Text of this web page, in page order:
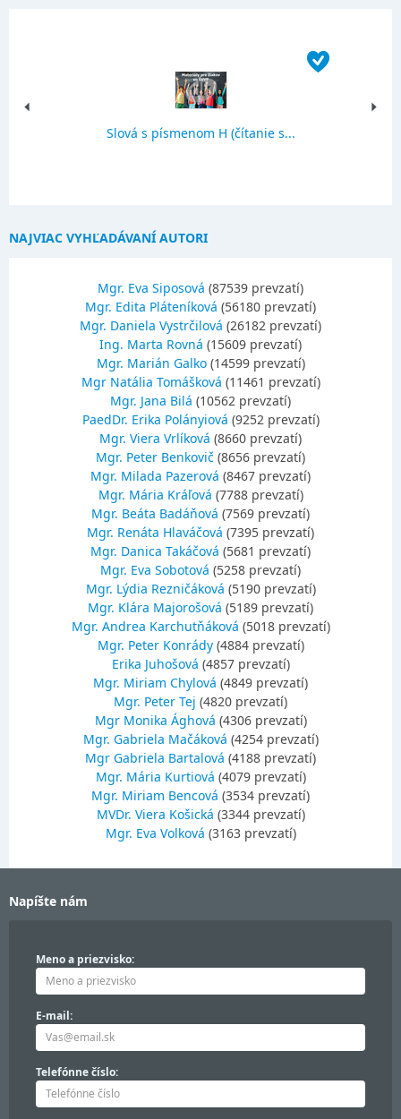
Slová s písmenom H (čítanie s...
NAJVIAC VYHĽADÁVANÍ AUTORI
Mgr. Eva Siposová (87539 prevzatí)
Mgr. Edita Pláteníková (56180 prevzatí)
Mgr. Daniela Vystrčilová (26182 prevzatí)
Ing. Marta Rovná (15609 prevzatí)
Mgr. Marián Galko(14599 prevzatí)
Mgr Natália Tomášková (11461 prevzatí)
Mgr. Jana Bilá (10562 prevzatí)
PaedDr. Erika Polányiová (9252 prevzatí)
Mgr. Viera Vrlíková (8660 prevzatí)
Mgr. Peter Benkovič (8656 prevzatí)
Mgr. Milada Pazerová (8467 prevzatí)
Mgr. Mária Kráľová (7788 prevzatí)
Mgr. Beáta Badáňová (7569 prevzatí)
Mgr. Renáta Hlaváčová (7395 prevzatí)
Mgr. Danica Takáčová (5681 prevzatí)
Mgr. Eva Sobotová (5258 prevzatí)
Mgr. Lýdia Rezničáková (5190 prevzatí)
Mgr. Klára Majorošová (5189 prevzatí)
Mgr. Andrea Karchutňáková (5018 prevzatí)
Mgr. Peter Konrády(4884 prevzatí)
Erika Juhošová (4857 prevzatí)
Mgr. Miriam Chylová (4849 prevzatí)
Mgr. Peter Tej (4820 prevzatí)
Mgr Monika Ághová (4306 prevzatí)
Mgr. Gabriela Mačáková (4254 prevzatí)
Mgr Gabriela Bartalová (4188 prevzatí)
Mgr. Mária Kurtiová (4079 prevzatí)
Mgr. Miriam Bencová (3534 prevzatí)
MVDr. Viera Košická (3344 prevzatí)
Mgr. Eva Volková (3163 prevzatí)
Napíšte nám
Meno a priezvisko:
E-mail:
Telefónne číslo: